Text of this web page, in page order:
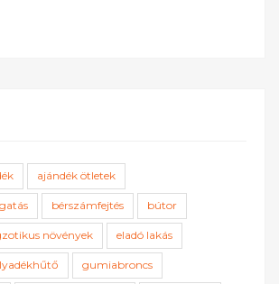
ajándék ötletek
bérszámfejtés bútor
növények eladó lakás
gumiabroncs